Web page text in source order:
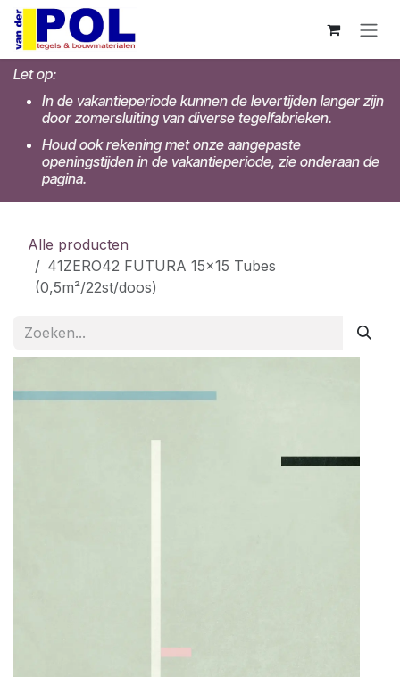
Overslaan naar inhoud
Let op:
In de vakantieperiode kunnen de levertijden langer zijn
door zomersluiting van diverse tegelfabrieken.
Houd ook rekening met onze aangepaste
openingstijden in de vakantieperiode, zie onderaan de
pagina.
Alle producten
41ZERO42 FUTURA 15x15 Tubes
(0,5m²/22st/doos)